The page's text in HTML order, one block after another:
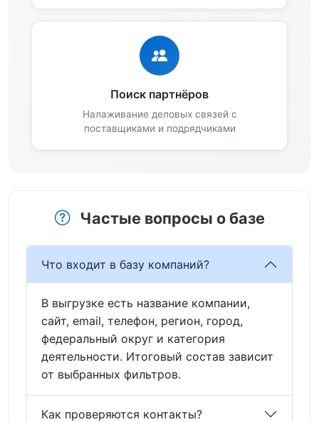
Поиск партнёров
Налаживание деловых связей с
поставщиками и подрядчиками
Частые вопросы о базе
Что входит в базу компаний?
В выгрузке есть название компании,
сайт, email, телефон, регион, город,
федеральный округ и категория
деятельности. Итоговый состав зависит
от выбранных фильтров.
Как проверяются контакты?